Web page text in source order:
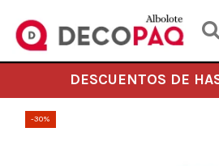
DESCUENTOS DE
-30%